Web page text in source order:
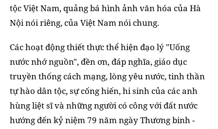
tộc Việt Nam, quảng bá hình ảnh văn hóa của Hà
Nội nói riêng, của Việt Nam nói chung.
Các hoạt động thiết thực thể hiện đạo lý "Uống
nước nhớ nguồn", đền ơn, đáp nghĩa, giáo dục
truyền thống cách mạng, lòng yêu nước, tinh thần
tự hào dân tộc, sự cống hiến, hi sinh của các anh
hùng liệt sĩ và những người có công với đất nước
hướng đến kỷ niệm 79 năm ngày Thương binh -